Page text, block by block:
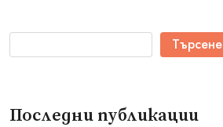
Търсене
Последни публикации